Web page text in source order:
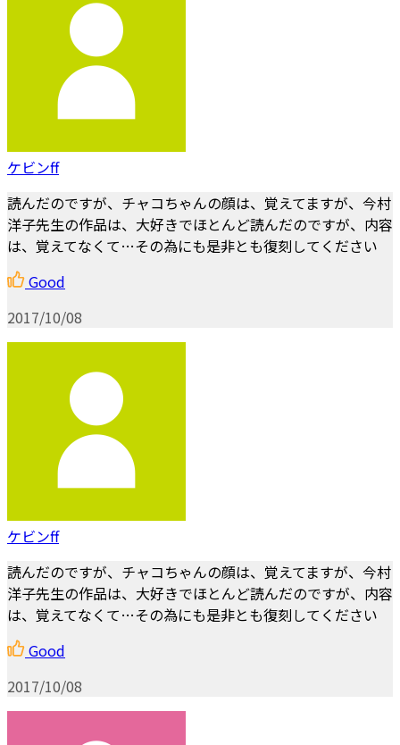
ケビンff
読んだのですが、チャコちゃんの顔は、覚えてますが、今村
洋子先生の作品は、大好きでほとんど読んだのですが、内容
は、覚えてなくて…その為にも是非とも復刻してください
Good
2017/10/08
ケビンff
読んだのですが、チャコちゃんの顔は、覚えてますが、今村
洋子先生の作品は、大好きでほとんど読んだのですが、内容
は、覚えてなくて…その為にも是非とも復刻してください
Good
2017/10/08